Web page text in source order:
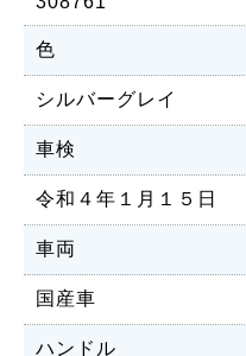
色
シルバーグレイ
車検
令和４年１月１５日
車両
国産車
ハンドル